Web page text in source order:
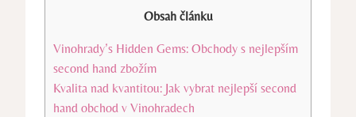
Obsah článku
Vinohrady’s Hidden Gems: Obchody s nejlepším
second hand zbožím
Kvalita nad kvantitou: Jak vybrat nejlepší second
hand obchod v Vinohradech